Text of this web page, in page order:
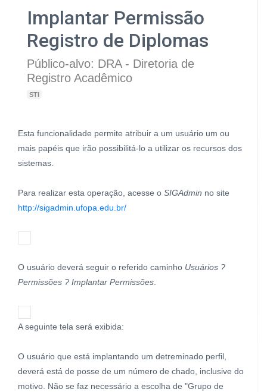
Implantar Permissão
Registro de Diplomas
Público-alvo: DRA - Diretoria de
Registro Acadêmico
STI
Esta funcionalidade permite atribuir a um usuário um ou
mais papéis que irão possibilitá-lo a utilizar os recursos dos
sistemas.
Para realizar esta operação, acesse o SIGAdmin no site
http://sigadmin.ufopa.edu.br/
O usuário deverá seguir o referido caminho Usuários ?
Permissões ? Implantar Permissões
A seguinte tela será exibida:
O usuário que está implantando um detreminado perfil,
deverá está de posse de um número de chado, inclusive do
motivo. Não se faz necessário a escolha de "Grupo de